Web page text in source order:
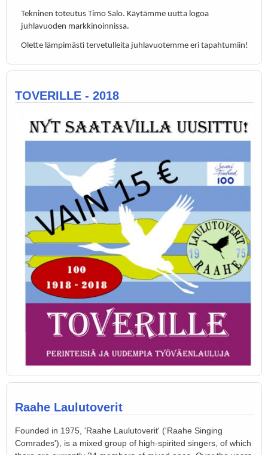
Tekninen toteutus Timo Salo. Käytämme uutta logoa
juhlavuoden markkinoinnissa.
Olette lämpimästi tervetulleita juhlavuotemme eri tapahtumiin!
TOVERILLE - 2018
Raahe Laulutoverit
Founded in 1975, 'Raahe Laulutoverit' ('Raahe Singing
Comrades'), is a mixed group of high-spirited singers, of which